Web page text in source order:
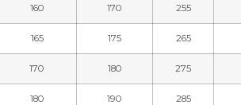
160 170 255
165 175 265
170 180 275
180 190 285